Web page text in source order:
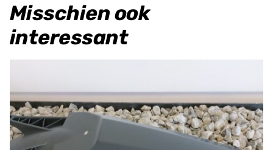
Misschien ook
interessant